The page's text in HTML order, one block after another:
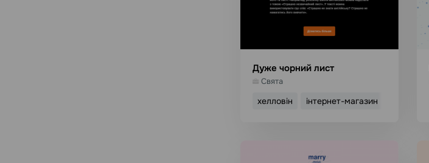
Дуже чорний лист
Свята
хелловін інтернет-магазин